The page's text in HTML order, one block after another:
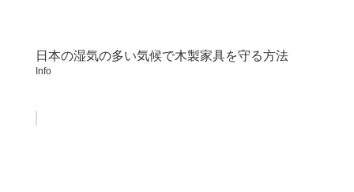
日本の湿気の多い気候で木製家具を守る方法
Info